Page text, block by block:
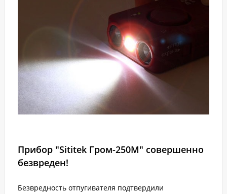
Прибор "Sititek Гром-250М" совершенно
безвреден!
Безвредность отпугивателя подтвердили